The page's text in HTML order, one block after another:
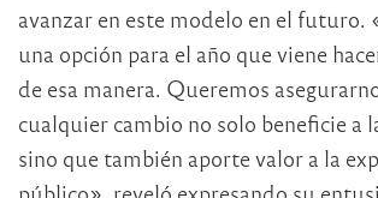
avanzar en este modelo en el futuro.
una opción para el año que viene
de esa manera. Queremos
cualquier cambio no solo beneficie a
sino que también aporte valor a la